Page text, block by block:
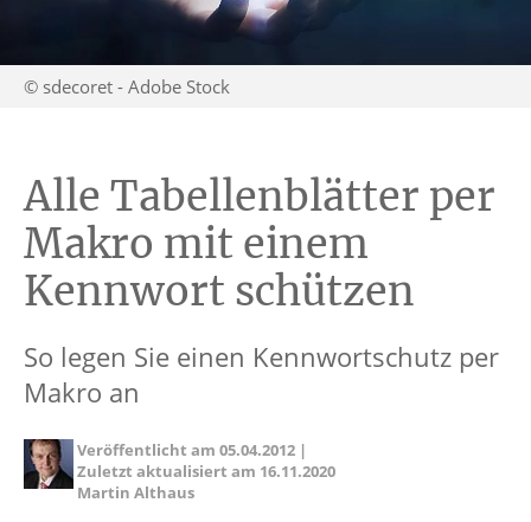
© sdecoret - Adobe Stock
Alle Tabellenblätter per
Makro mit einem
Kennwort schützen
So legen Sie einen Kennwortschutz per
Makro an
Veröffentlicht am05.04.2012 |
Zuletzt aktualisiert am 16.11.2020
Martin Althaus